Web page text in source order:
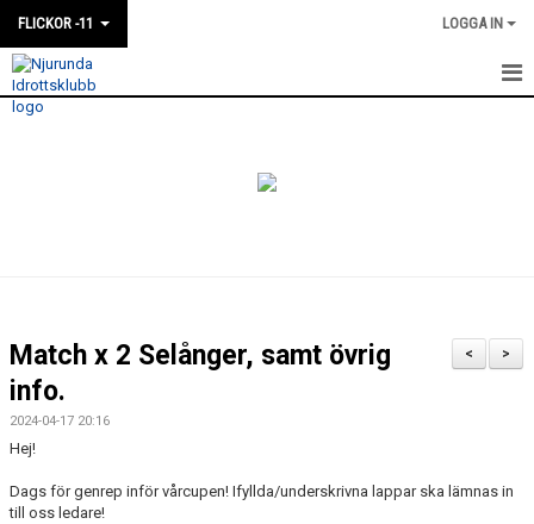
FLICKOR -11 LOGGA IN
HEM
BILDGALLERI
DOKUMENT
>
<
Match x 2 Selånger, samt övrig
info.
2024-04-17 20:16
Hej!
Dags för genrep inför vårcupen! Ifyllda/underskrivna lappar ska lämnas in
till oss ledare!